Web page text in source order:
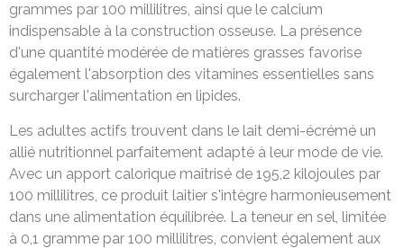
grammes par 100 millilitres, ainsi que le calcium
indispensable à la construction osseuse. La présence
d'une quantité modérée de matières grasses favorise
également l'absorption des vitamines essentielles sans
surcharger l'alimentation en lipides.
Les adultes actifs trouvent dans le lait demi-écrémé un
allié nutritionnel parfaitement adapté à leur mode de vie.
Avec un apport calorique maîtrisé de 195,2 kilojoules par
100 millilitres, ce produit laitier s'intègre harmonieusement
dans une alimentation équilibrée. La teneur en sel, limitée
à 0,1 gramme par 100 millilitres, convient également aux